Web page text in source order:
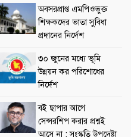
অবসরপ্রাপ্ত এমপিওভুক্ত
শিক্ষকদের ভাতা সুবিধা
প্রদানের নির্দেশ
৩০ জুনের মধ্যে ভূমি
উন্নয়ন কর পরিশোধের
নির্দেশ
বই ছাপার আগে
সেন্সরশিপ করার প্রশ্নই
আসে না : সংস্কৃতি উপদেষ্টা